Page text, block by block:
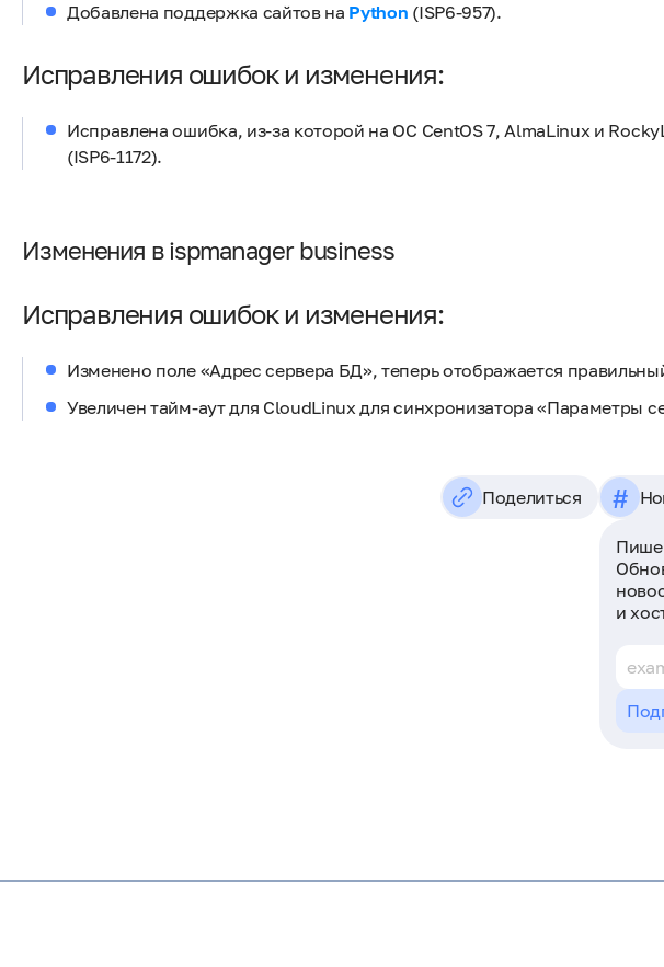
Добавлена поддержка сайтов на Python (ISP6-957).
Исправления ошибок и изменения:
Исправлена ошибка, из-за которой на ОС CentOS 7, AlmaLinux и
(ISP6-1172).
Изменения в ispmanager business
Исправления ошибок и изменения:
Изменено поле «Адрес сервера БД», теперь отображается
Увеличен тайм-аут для CloudLinux для синхронизатора «Параметры
Поделиться #
и